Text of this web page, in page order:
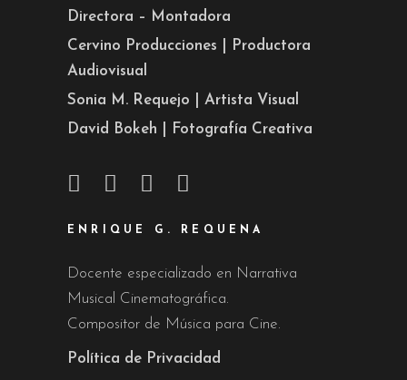
Directora – Montadora
Cervino Producciones | Productora
Audiovisual
Sonia M. Requejo | Artista Visual
David Bokeh | Fotografía Creativa
ENRIQUE G. REQUENA
Docente especializado en Narrativa
Musical Cinematográfica.
Compositor de Música para Cine.
Política de Privacidad